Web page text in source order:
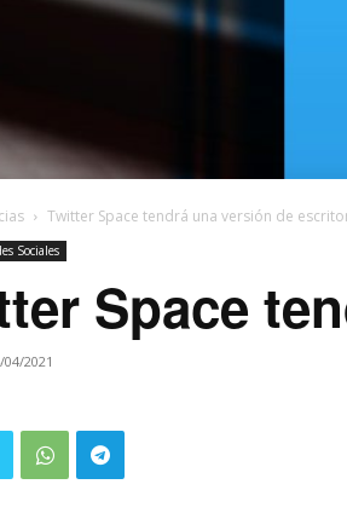
Twitter Space tendrá una versión de
Sociales
Space
04/2021